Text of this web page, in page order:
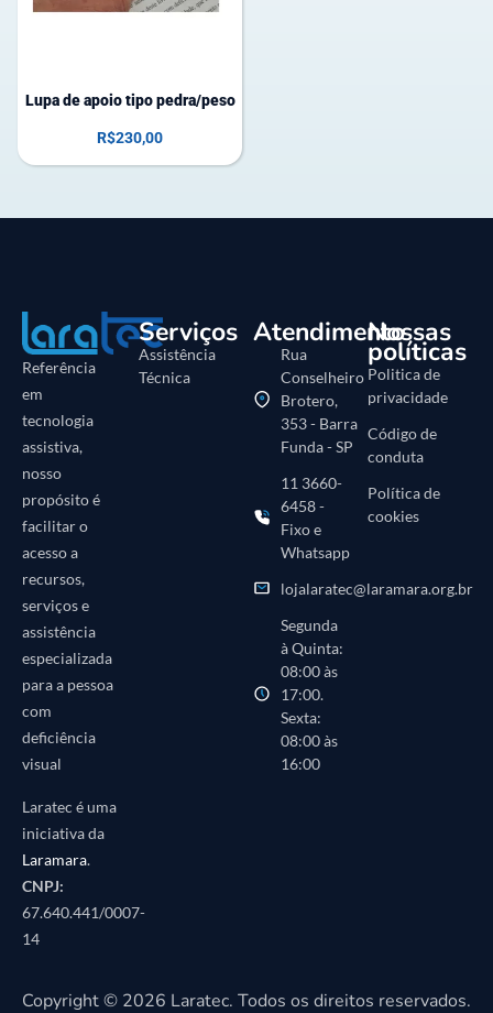
Lupa de apoio tipo pedra/peso
R$230,00
Referência
em
tecnologia
assistiva,
nosso
propósito é
facilitar o
acesso a
recursos,
serviços e
assistência
especializada
para a pessoa
com
deficiência
visual
Laratec é uma
iniciativa da
Laramara.
CNPJ:
67.640.441/0007-
14
Serviços
Assistência
Técnica
Atendimento
Rua
Conselheiro
Brotero,
353 - Barra
Funda - SP
11 3660-
6458 -
Fixo e
Whatsapp
lojalaratec@laramara.org.br
Segunda
à Quinta:
08:00 às
17:00.
Sexta:
08:00 às
16:00
Nossas
políticas
Politica de
privacidade
Código de
conduta
Política de
cookies
Copyright © 2026 Laratec. Todos os direitos reservados.